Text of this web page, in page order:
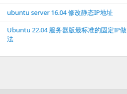
ubuntu server 16.04 修改静态IP地址
Ubuntu 22.04 服务器版最标准的固定IP做
法